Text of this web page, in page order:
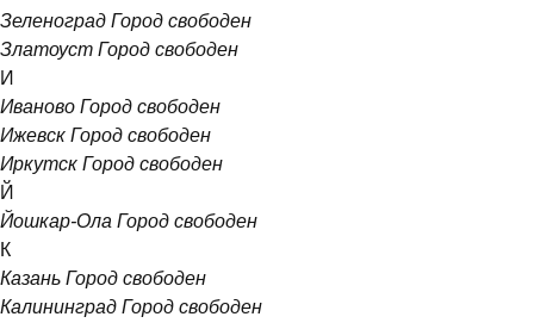
Зеленоград Город свободен
Златоуст Город свободен
И
Иваново Город свободен
Ижевск Город свободен
Иркутск Город свободен
Й
Йошкар-Ола Город свободен
К
Казань Город свободен
Калининград Город свободен